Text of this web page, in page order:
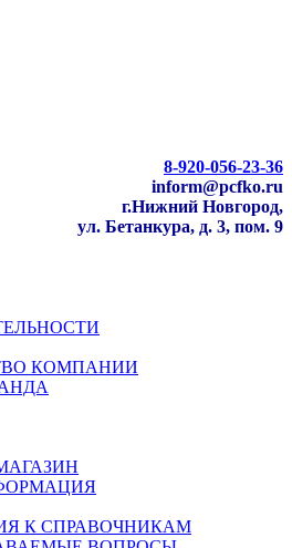
8-920-056-23-36
inform@pcfko.ru
г.Нижний Новгород,
ул. Бетанкура, д. 3, пом. 9
КОМПАНИИ
К СПРАВОЧНИКАМ